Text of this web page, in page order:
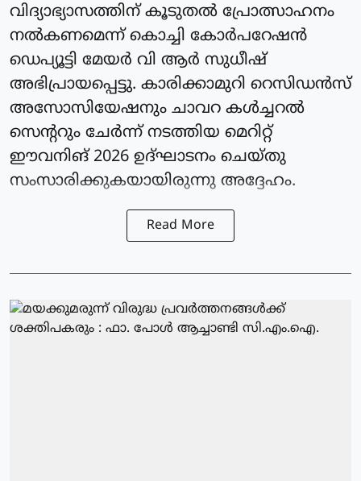
വിദ്യാഭ്യാസത്തിന് കൂടുതൽ പ്രോത്സാഹനം
നൽകണമെന്ന് കൊച്ചി കോർപറേഷൻ
ഡെപ്യൂട്ടി മേയർ വി ആർ സുധീഷ്
അഭിപ്രായപ്പെട്ടു. കാരിക്കാമുറി റെസിഡൻസ്
അസോസിയേഷനും ചാവറ കൾച്ചറൽ
സെന്ററും ചേർന്ന് നടത്തിയ മെറിറ്റ്
ഈവനിങ് 2026 ഉദ്ഘാടനം ചെയ്തു
സംസാരിക്കുകയായിരുന്നു അദ്ദേഹം.
Read More